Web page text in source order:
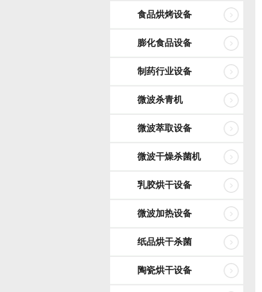
食品烘烤设备
膨化食品设备
制药行业设备
微波杀青机
微波萃取设备
微波干燥杀菌机
乳胶烘干设备
微波加热设备
纸品烘干杀菌
陶瓷烘干设备